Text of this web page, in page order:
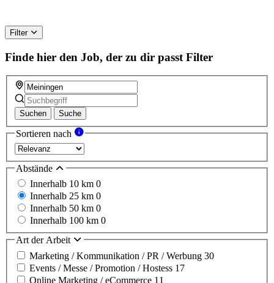
Filter
Finde hier den Job, der zu dir passt Filter
Suchen Suche
Sortieren nach
Abstände
Innerhalb 10 km 0
Innerhalb 25 km 0
Innerhalb 50 km 0
Innerhalb 100 km 0
Art der Arbeit
Marketing / Kommunikation / PR / Werbung 30
Events / Messe / Promotion / Hostess 17
Online Marketing / eCommerce 11